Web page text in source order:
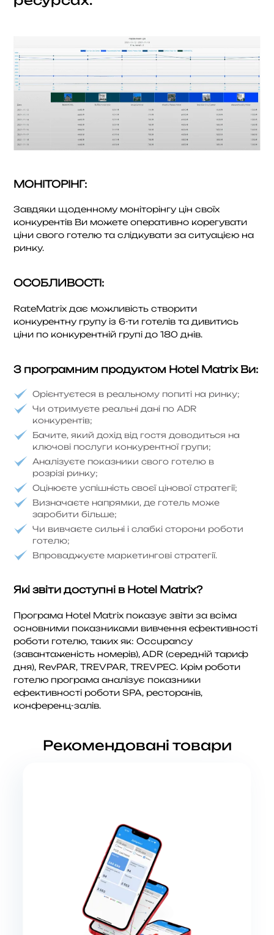
МОНІТОРІНГ:
Завдяки щоденному моніторінгу цін своїх
конкурентів Ви можете оперативно корегувати
ціни свого готелю та слідкувати за ситуацією на
ринку.
ОСОБЛИВОСТІ:
RateMatrix дає можливість створити
конкурентну групу із 6-ти готелів та дивитись
ціни по конкурентній групі до 180 днів.
З програмним продуктом Hotel Matrix Ви:
Орієнтуєтеся в реальному попиті на ринку;
Чи отримуєте реальні дані по ADR
конкурентів;
Бачите, який дохід від гостя доводиться на
ключові послуги конкурентної групи;
Аналізуєте показники свого готелю в
розрізі ринку;
Оцінюєте успішність своєї цінової стратегії;
Визначаєте напрямки, де готель може
заробити більше;
Чи вивчаєте сильні і слабкі сторони роботи
готелю;
Впроваджуєте маркетингові стратегії.
Які звіти доступні в Hotel Matrix?
Програма Hotel Matrix показує звіти за всіма
основними показниками вивчення ефективності
роботи готелю, таких як: Occupancy
(завантаженість номерів), ADR (середній тариф
дня), RevPAR, TREVPAR, TREVPEC. Крім роботи
готелю програма аналізує показники
ефективності роботи SPA, ресторанів,
конференц-залів.
Рекомендовані товари